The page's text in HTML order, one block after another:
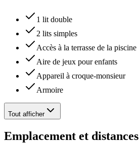
1 lit double
2 lits simples
Accès à la terrasse de la piscine
Aire de jeux pour enfants
Appareil à croque-monsieur
Armoire
Tout afficher
Emplacement et distances